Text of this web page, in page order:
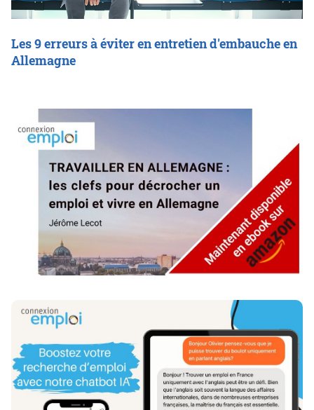
Les 9 erreurs à éviter en entretien d'embauche en
Allemagne